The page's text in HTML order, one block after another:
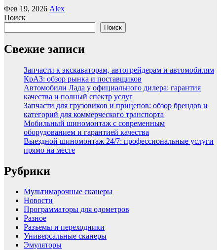
Фев 19, 2026 Alex
Поиск
Поиск
Свежие записи
Запчасти к экскаваторам, автогрейдерам и автомобилям
КрАЗ: обзор рынка и поставщиков
Автомобили Лада у официального дилера: гарантия
качества и полный спектр услуг
Запчасти для грузовиков и прицепов: обзор брендов и
категорий для коммерческого транспорта
Мобильный шиномонтаж с современным
оборудованием и гарантией качества
Выездной шиномонтаж 24/7: профессиональные услуги
прямо на месте
Рубрики
Мультимарочные сканеры
Новости
Программаторы для одометров
Разное
Разъемы и переходники
Универсальные сканеры
Эмуляторы